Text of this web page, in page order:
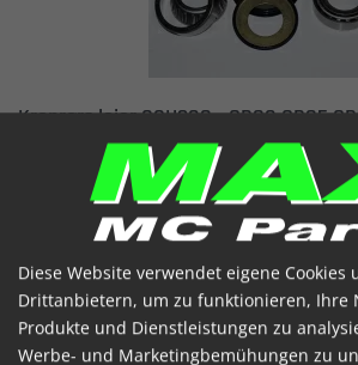
Kronrørs lejer SSH908 - CR80 CR85
SSH908 -XR125 XR250 CRF230F CRF150 07-13
Artikelnummer: 101011
CR250R
CR450R
Honda
CR480R
Mehr sehen
Diese Website verwendet eigene Cookies
Drittanbietern, um zu funktionieren, Ihre
Produkte und Dienstleistungen zu
Werbe- und Marketingbemühungen zu